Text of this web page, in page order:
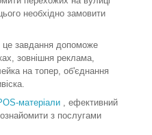
необхідно замовити
це завдання допоможе
зовнішня реклама,
на топер, об'єднання
матеріали , ефективний
з послугами